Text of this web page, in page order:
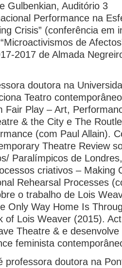
Gulbenkian, Auditório 3
Performance na
Crisis” (conferência em
de
2017 de Almada
doutora na
Teatro
Fair Play – Art,
& the City e The
(com Paul Allain).
Theatre Review
Paralímpicos de
criativos – Making
Rehearsal Processes
o trabalho de Lois
Only Way Home Is
of Lois Weaver (2015).
Theatre & e
feminista
professora doutora na